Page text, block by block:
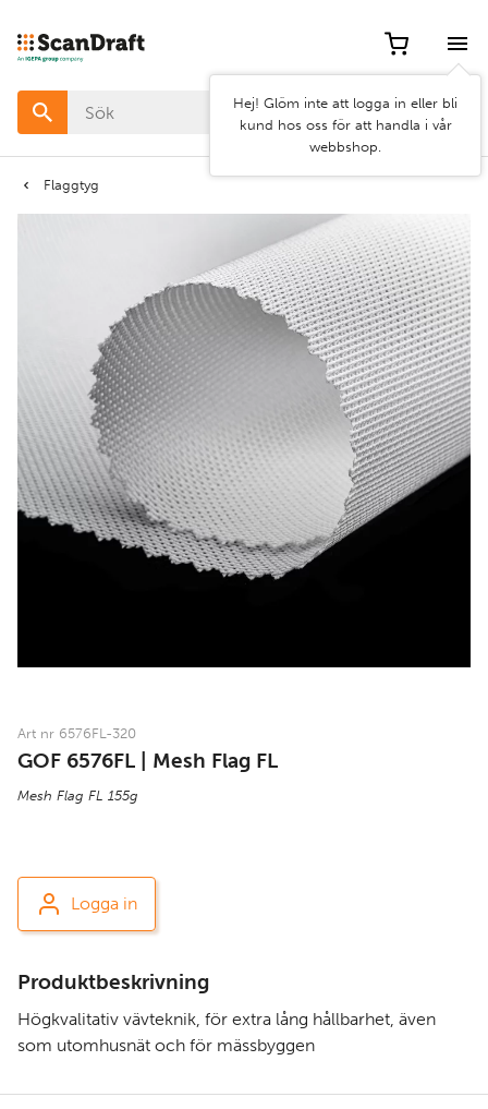
Hej! Glöm inte att logga in eller bli
kund hos oss för att handla i vår
webbshop.
Flaggtyg
Art nr 6576FL-320
GOF 6576FL | Mesh Flag FL
Mesh Flag FL 155g
Logga in
Produktbeskrivning
Högkvalitativ vävteknik, för extra lång hållbarhet, även
som utomhusnät och för mässbyggen
Filter
Färg